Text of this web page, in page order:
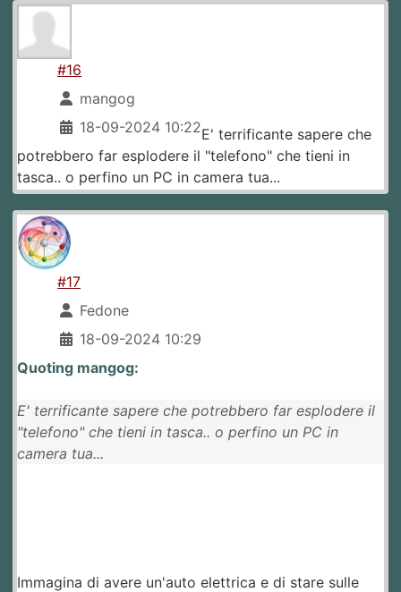
#16
mangog
18-09-2024 10:22E' terrificante sapere che
potrebbero far esplodere il "telefono" che tieni in
tasca.. o perfino un PC in camera tua...
#17
Fedone
18-09-2024 10:29
Quoting mangog:
E' terrificante sapere che potrebbero far esplodere il
"telefono" che tieni in tasca.. o perfino un PC in
camera tua...
Immagina di avere un'auto elettrica e di stare sulle